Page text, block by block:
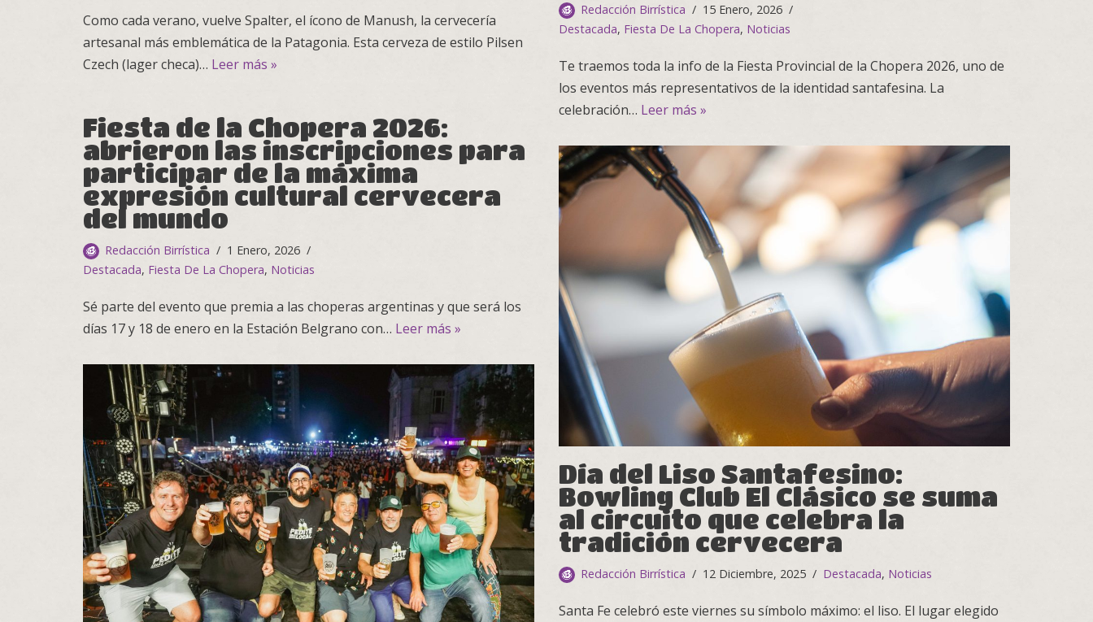
Redacción Birrística
15 Enero, 2026
Destacada, Fiesta De La Chopera, Noticias
Te traemos toda la info de la Fiesta Provincial de la Chopera 2026, uno de
los eventos más representativos de la identidad santafesina. La
celebración… Leer más »
Como cada verano, vuelve Spalter, el ícono de Manush, la cervecería
artesanal más emblemática de la Patagonia. Esta cerveza de estilo Pilsen
Czech (lager checa)… Leer más »
Fiesta de la Chopera 2026:
abrieron las inscripciones para
participar de la máxima
expresión cultural cervecera
del mundo
Redacción Birrística
1 Enero, 2026
Destacada, Fiesta De La Chopera, Noticias
Sé parte del evento que premia a las choperas argentinas y que será los
días 17 y 18 de enero en la Estación Belgrano con… Leer más »
Día del Liso Santafesino:
Bowling Club El Clásico se suma
al circuito que celebra la
tradición cervecera
Redacción Birrística 12 Diciembre, 2025 Destacada, Noticias
Santa Fe celebró este viernes su símbolo máximo: el liso. El lugar elegido